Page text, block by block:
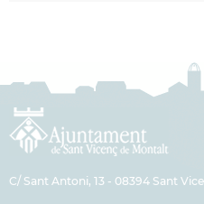
C/ Sant Antoni, 13 - 08394 Sant